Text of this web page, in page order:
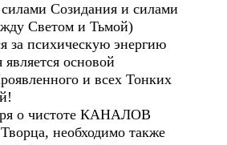
Созидания и силами
Светом и Тьмой)
за психическую энергию
является основой
и всех Тонких
о чистоте КАНАЛОВ
необходимо также